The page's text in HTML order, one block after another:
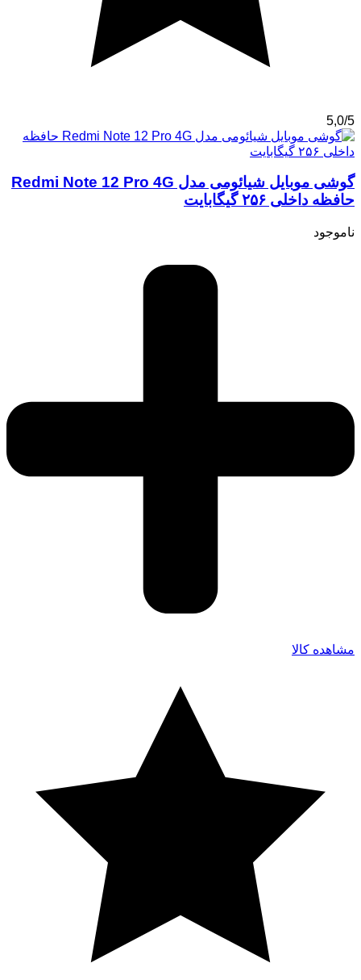
5,0/5
گوشی موبایل شیائومی مدل Redmi Note 12 Pro 4G
حافظه داخلی ۲۵۶ گیگابایت
ناموجود
مشاهده کالا